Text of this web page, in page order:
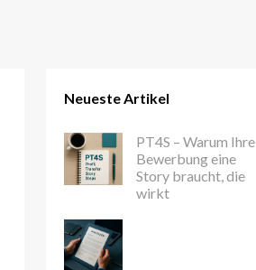
Neueste Artikel
PT4S – Warum Ihre
Bewerbung eine
Story braucht, die
wirkt